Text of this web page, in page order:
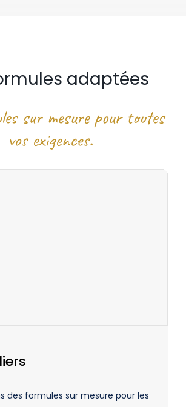
adaptées
sur mesure pour toutes
vos exigences.
des formules sur mesure pour les